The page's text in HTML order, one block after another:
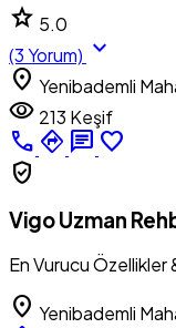
star 5.0
(3 Yorum) expand_more
location_on Yenibademli
visibility 213 Keşif
call directions chat favorite_border
verified_user
Vigo Uzman
En Vurucu Özellikler
location_on Yenibademli